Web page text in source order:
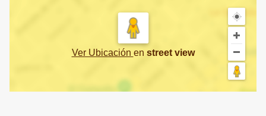
Ver Ubicación en street view